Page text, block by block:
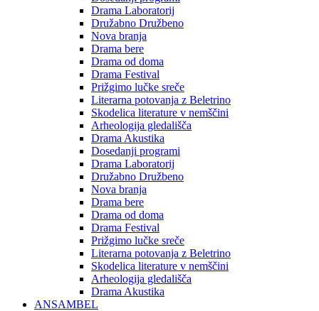
Drama Laboratorij
Družabno Družbeno
Nova branja
Drama bere
Drama od doma
Drama Festival
Prižgimo lučke sreče
Literarna potovanja z Beletrino
Skodelica literature v nemščini
Arheologija gledališča
Drama Akustika
Dosedanji programi
Drama Laboratorij
Družabno Družbeno
Nova branja
Drama bere
Drama od doma
Drama Festival
Prižgimo lučke sreče
Literarna potovanja z Beletrino
Skodelica literature v nemščini
Arheologija gledališča
Drama Akustika
ANSAMBEL